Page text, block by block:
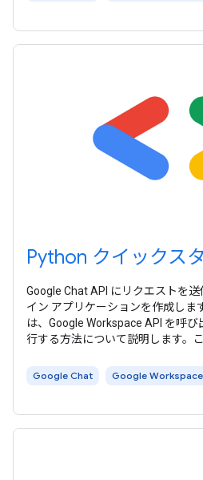
Python クイックス
Google Chat API にリクエストを
イン アプリケーションを作成しま
は、Google Workspace API を呼
行する方法について説明します。
す。本番環境では、アプリに適し
Google Chat Google Workspace